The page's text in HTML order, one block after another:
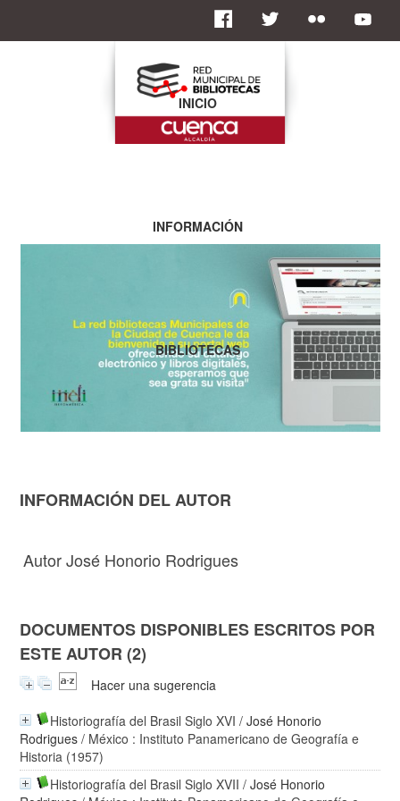
INFORMACIÓN DEL AUTOR
Autor José Honorio Rodrigues
DOCUMENTOS DISPONIBLES ESCRITOS POR
ESTE AUTOR (2)
Hacer una sugerencia
Historiografía del Brasil Siglo XVI /José Honorio
Rodrigues / México : Instituto Panamericano de Geografía e
Historia (1957)
Historiografía del Brasil Siglo XVII /José Honorio
INICIO
INFORMACIÓN
BIBLIOTECAS